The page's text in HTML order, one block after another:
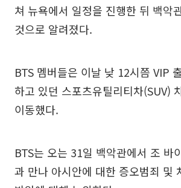
쳐 뉴욕에서 일정을 진행한 뒤 백악
것으로 알려졌다.
BTS 멤버들은 이날 낮 12시쯤 VIP
하고 있던 스포츠유틸리티차(SUV)
이동했다.
BTS는 오는 31일 백악관에서 조 바
과 만나 아시안에 대한 증오범죄 및